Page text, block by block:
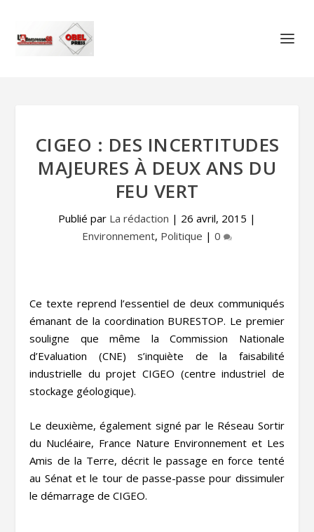
CIGEO : DES INCERTITUDES
MAJEURES À DEUX ANS DU
FEU VERT
Publié par La rédaction | 26 avril, 2015 |
Environnement, Politique | 0
Ce texte reprend l’essentiel de deux communiqués
émanant de la coordination BURESTOP. Le premier
souligne que même la Commission Nationale
d’Evaluation (CNE) s’inquiète de la faisabilité
industrielle du projet CIGEO (centre industriel de
stockage géologique).
Le deuxième, également signé par le Réseau Sortir
du Nucléaire, France Nature Environnement et Les
Amis de la Terre, décrit le passage en force tenté
au Sénat et le tour de passe-passe pour dissimuler
le démarrage de CIGEO.